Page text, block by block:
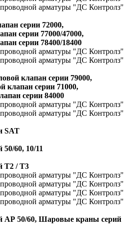
серии 72000,
серии 77000/47000,
серии 78400/18400
клапан серии 79000,
клапан серии 71000,
серии 84000
SAT
60, 10/11
T2 / T3
АР 50/60, Шаровые краны серий